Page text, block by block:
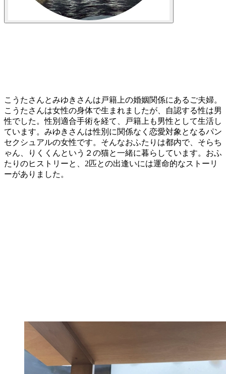
こうたさんとみゆきさんは戸籍上の婚姻関係にあるご夫婦。
こうたさんは女性の身体で生まれましたが、自認する性は男
性でした。性別適合手術を経て、戸籍上も男性として生活し
ています。みゆきさんは性別に関係なく恋愛対象となるパン
セクシュアルの女性です。そんなおふたりは都内で、そらち
ゃん、りくくんという２の猫と一緒に暮らしています。おふ
たりのヒストリーと、2匹との出逢いには運命的なストーリ
ーがありました。